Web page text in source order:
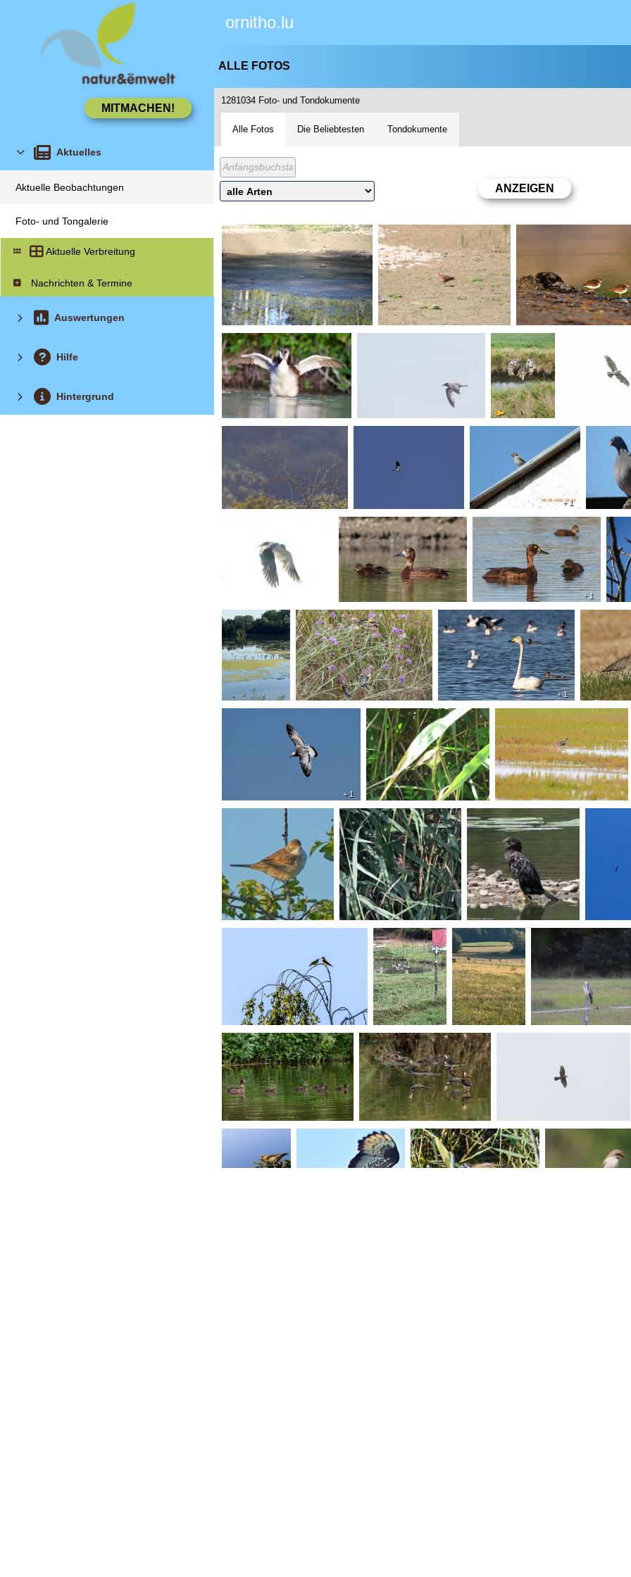
ornitho.lu
Aktuelles
Aktuelle Beobachtungen
Foto- und Tongalerie
Aktuelle Verbreitung
Nachrichten & Termine
Auswertungen
Hilfe
Hintergrund
ALLE FOTOS
1281034 Foto- und Tondokumente
Alle Fotos Die Beliebtesten Tondokumente
+ 1
+ 1
+ 1
+ 1